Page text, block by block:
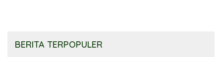
BERITA TERPOPULER